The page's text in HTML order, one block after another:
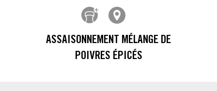
ASSAISONNEMENT MÉLANGE DE
POIVRES ÉPICÉS